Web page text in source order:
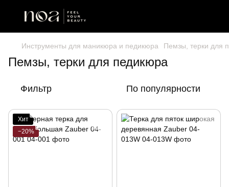
Инструменты для маникюра и педикюра Пемзы, терки для
Пемзы, терки для педикюра
Фильтр По популярности
Хит
−20%